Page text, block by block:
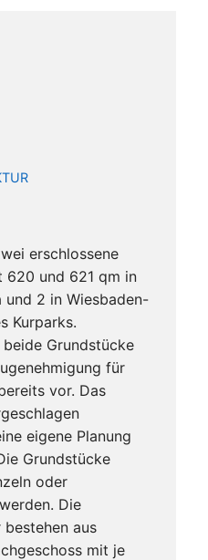
erschlossene
620 und 621 qm in
2 in Wiesbaden-
Kurparks.
Grundstücke
für
vor. Das
eigene Planung
Grundstücke
oder
Die
aus
mit je